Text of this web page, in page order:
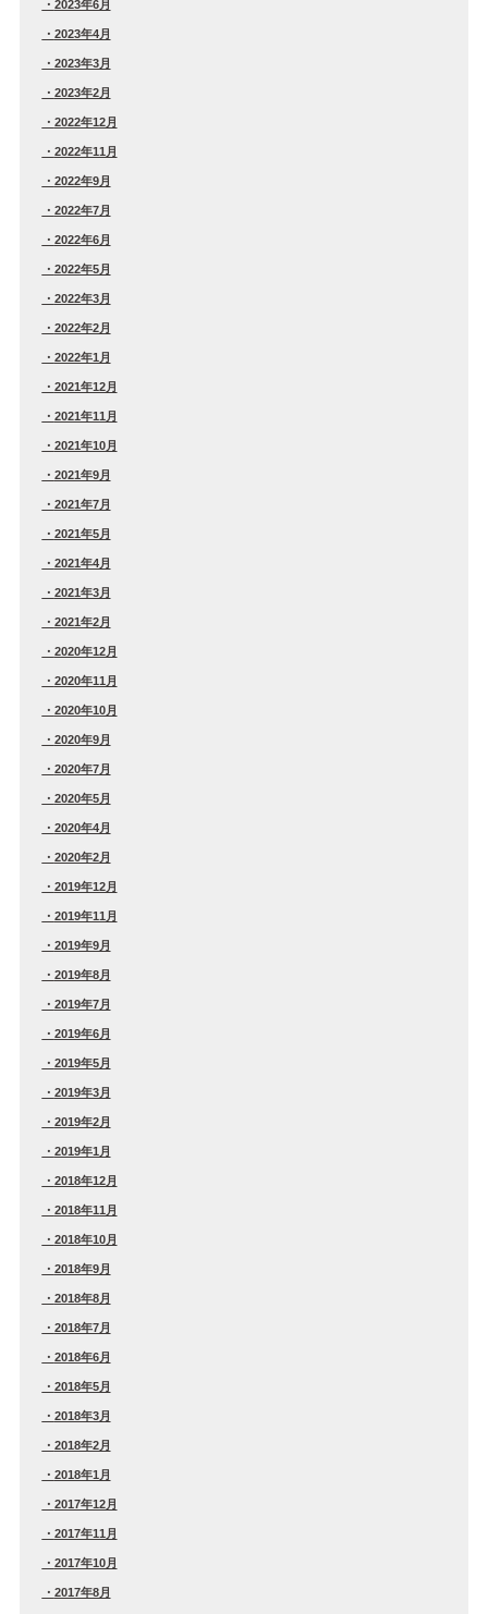
2023年6月
2023年4月
2023年3月
2023年2月
2022年12月
2022年11月
2022年9月
2022年7月
2022年6月
2022年5月
2022年3月
2022年2月
2022年1月
2021年12月
2021年11月
2021年10月
2021年9月
2021年7月
2021年5月
2021年4月
2021年3月
2021年2月
2020年12月
2020年11月
2020年10月
2020年9月
2020年7月
2020年5月
2020年4月
2020年2月
2019年12月
2019年11月
2019年9月
2019年8月
2019年7月
2019年6月
2019年5月
2019年3月
2019年2月
2019年1月
2018年12月
2018年11月
2018年10月
2018年9月
2018年8月
2018年7月
2018年6月
2018年5月
2018年3月
2018年2月
2018年1月
2017年12月
2017年11月
2017年10月
2017年8月